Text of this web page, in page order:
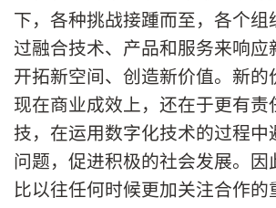
下，各种挑战接踵而至，各个组
过融合技术、产品和服务来响应
开拓新空间、创造新价值。新的
现在商业成效上，还在于更有责
技，在运用数字化技术的过程中
问题，促进积极的社会发展。因
比以往任何时候更加关注合作的